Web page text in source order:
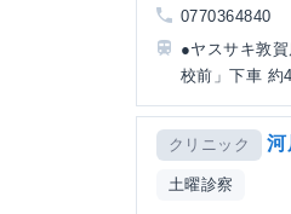
0770364840
●ヤスサキ敦
校前」下車 約
クリニック 河
土曜診察